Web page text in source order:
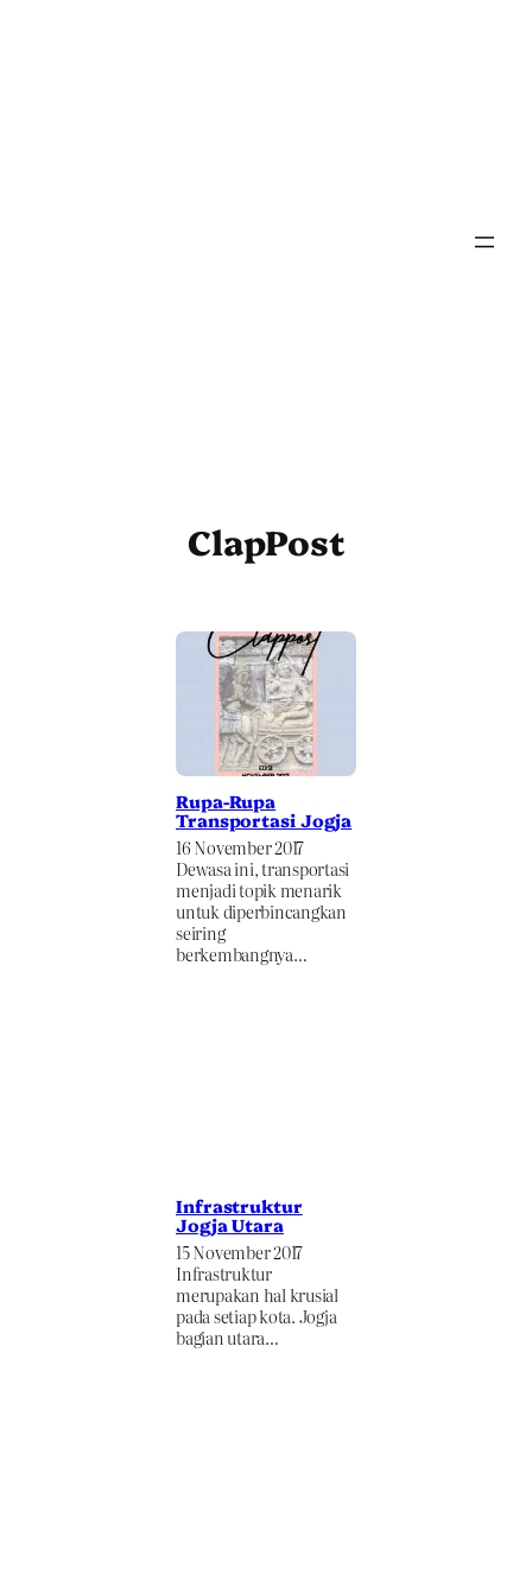
ClapPost
Rupa-Rupa
Transportasi Jogja
16 November 2017
Dewasa ini, transportasi
menjadi topik menarik
untuk diperbincangkan
seiring
berkembangnya…
Infrastruktur
Jogja Utara
15 November 2017
Infrastruktur
merupakan hal krusial
pada setiap kota. Jogja
bagian utara…